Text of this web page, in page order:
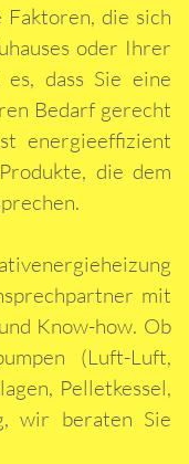
die sich
oder Ihrer
dass Sie eine
Bedarf gerecht
energieeffizient
die dem
mit
Know-how. Ob
(Luft-Luft,
Pelletkessel,
wir beraten Sie